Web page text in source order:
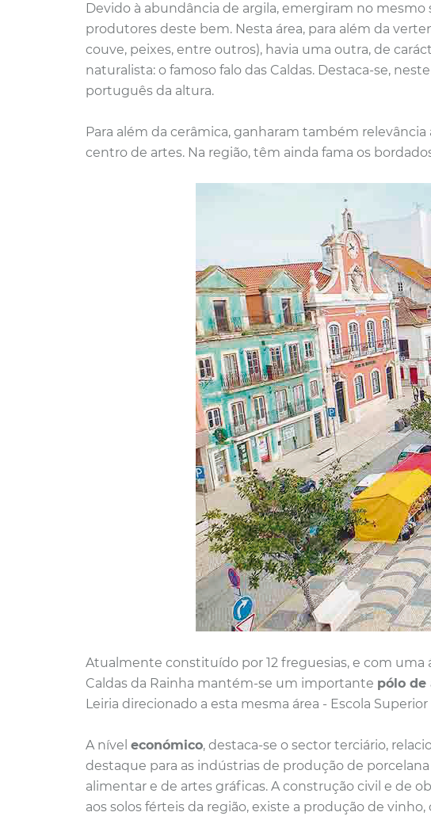
Devido à abundância de argila, emergiram no mesmo
produtores deste bem. Nesta área, para além da
couve, peixes, entre outros), havia uma outra, de
naturalista: o famoso falo das Caldas. Destaca-se,
português da altura.
Para além da cerâmica, ganharam também relevância
centro de artes. Na região, têm ainda fama os
Atualmente constituído por 12 freguesias, e com uma
Caldas da Rainha mantém-se um importante pólo de
Leiria direcionado a esta mesma área - Escola
A nível económico, destaca-se o sector terciário,
destaque para as indústrias de produção de
alimentar e de artes gráficas. A construção civil e de
aos solos férteis da região, existe a produção de